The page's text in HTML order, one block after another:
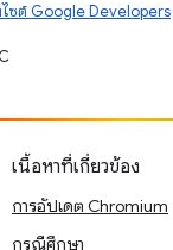
ไซต์ Google Developers
เนื้อหาที่เกี่ยวข้อง
การอัปเดต Chromium
กรณีศึกษา